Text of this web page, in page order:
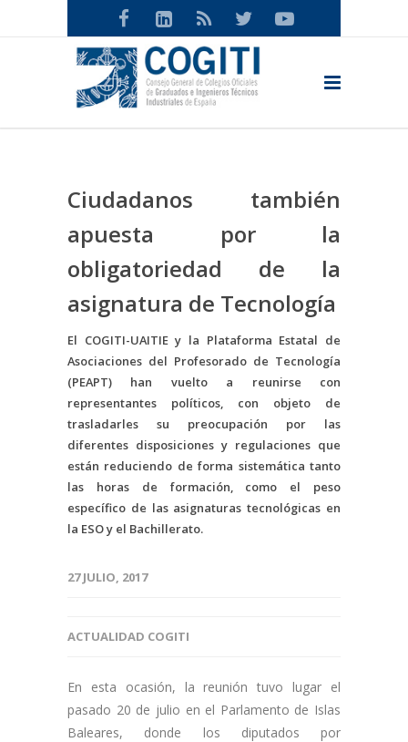
Ciudadanos también
apuesta por la
obligatoriedad de la
asignatura de Tecnología
El COGITI-UAITIE y la Plataforma Estatal de
Asociaciones del Profesorado de Tecnología
(PEAPT) han vuelto a reunirse con
representantes políticos, con objeto de
trasladarles su preocupación por las
diferentes disposiciones y regulaciones que
están reduciendo de forma sistemática tanto
las horas de formación, como el peso
específico de las asignaturas tecnológicas en
la ESO y el Bachillerato.
27 JULIO, 2017
ACTUALIDAD COGITI
En esta ocasión, la reunión tuvo lugar el
pasado 20 de julio en el Parlamento de Islas
Baleares, donde los diputados por